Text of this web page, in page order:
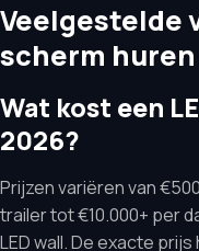
Veelgestelde
scherm huren
Wat kost een
2026?
Prijzen variëren van
trailer tot €10.000+ per
LED wall. De exacte